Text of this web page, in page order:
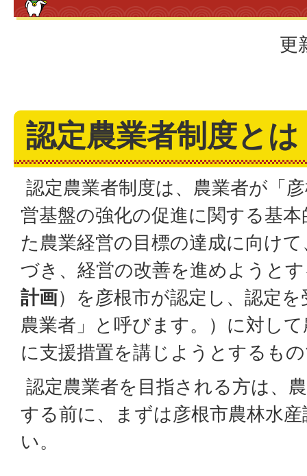
更
認定農業者制度とは
認定農業者制度は、農業者が「
営基盤の強化の促進に関する基
た農業経営の目標の達成に向け
づき、経営の改善を進めようと
計画）を彦根市が認定し、認定
農業者」と呼びます。）に対し
に支援措置を講じようとするも
認定農業者を目指される方は、
する前に、まずは彦根市農林水
い。